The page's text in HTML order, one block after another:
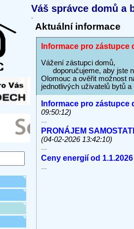
Váš správce domů a
Aktuální informace
Informace pro
Vážení zástupci domů,
doporučujeme, aby jste
Olomouc a ověřit možnost
jednotlivých uživatelů bytů
Informace pro
09:50:12)
...
PRONÁJEM
(04-02-2026 13:42:10)
...
Ceny energií od 1.1.2026
...